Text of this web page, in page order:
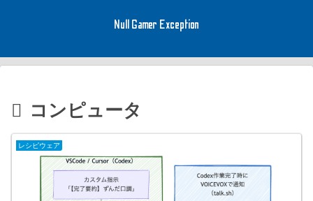
Null Gamer Exception
コンピュータ
レシピウェア